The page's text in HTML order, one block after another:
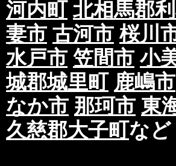
河内町 北相馬郡
妻市 古河市 桜川
水戸市 笠間市 小
城郡城里町 鹿嶋市
なか市 那珂市 東
久慈郡大子町など